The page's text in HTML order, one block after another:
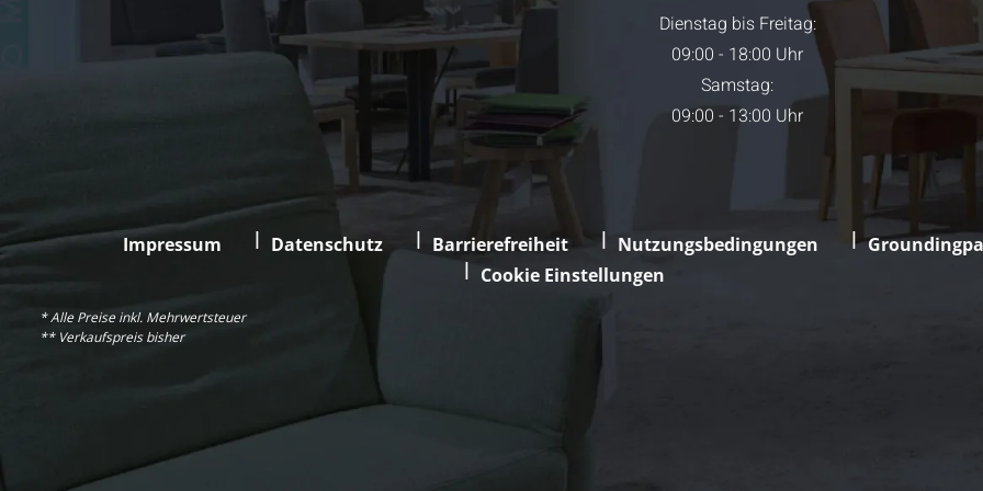
Dienstag bis Freitag:
09:00 - 18:00 Uhr
Samstag:
09:00 - 13:00 Uhr
Impressum Datenschutz Barrierefreiheit Nutzungsbedingungen
Cookie Einstellungen
* Alle Preise inkl. Mehrwertsteuer
** Verkaufspreis bisher